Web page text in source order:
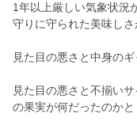
1年以上厳しい気象状況
守りに守られた美味しさ
見た目の悪さと中身の
見た目の悪さと不揃い
の果実が何だったのか